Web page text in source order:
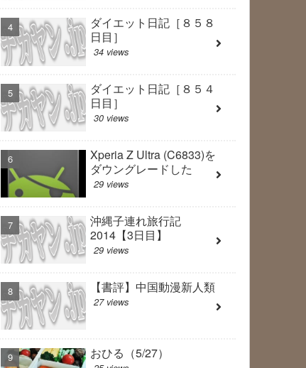
ダイエット日記［８５８
日目］
34 views
ダイエット日記［８５４
日目］
30 views
Xperia Z Ultra (C6833)を
ダウングレードした
29 views
沖縄子連れ旅行記
2014【3日目】
29 views
【書評】中国動漫新人類
27 views
おひる（5/27）